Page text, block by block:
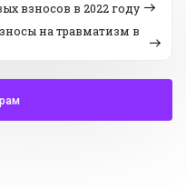
взносов в 2022 году
на травматизм в